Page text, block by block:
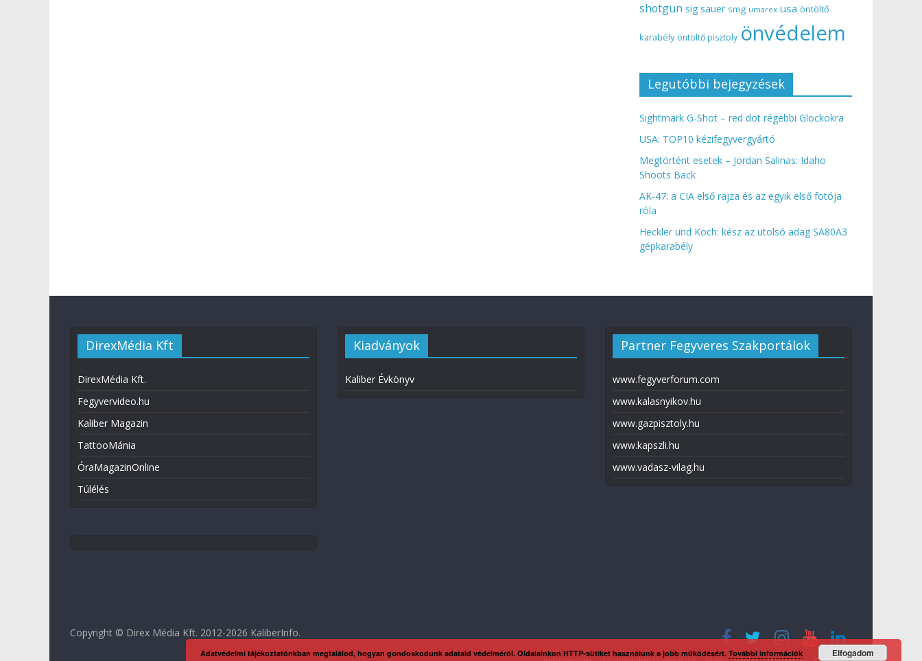
shotgun sig sauer smg umarex usa öntöltő
karabély öntöltő pisztoly önvédelem
Legutóbbi bejegyzések
Sightmark G-Shot – red dot régebbi Glockokra
USA: TOP10 kézifegyvergyártó
Megtörtént esetek – Jordan Salinas: Idaho
Shoots Back
AK-47: a CIA első rajza és az egyik első fotója
róla
Heckler und Koch: kész az utolsó adag SA80A3
gépkarabély
DirexMédia Kft
DirexMédia Kft.
Fegyvervideo.hu
Kaliber Magazin
TattooMánia
ÓraMagazinOnline
Túlélés
Kiadványok
Kaliber Évkönyv
Partner Fegyveres Szakportálok
www.fegyverforum.com
www.kalasnyikov.hu
www.gazpisztoly.hu
www.kapszli.hu
www.vadasz-vilag.hu
Copyright © Direx Média Kft. 2012-2026 KaliberInfo.
Adatvédelmi tájékoztatónkban megtalálod, hogyan gondoskodunk adataid védelméről. Oldalainkon HTTP-sütiket használunk a jobb működésért. További információk Elfogadom